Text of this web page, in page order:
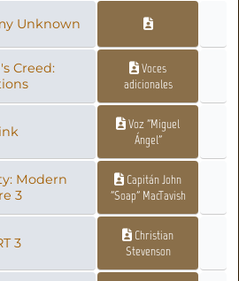
Unknown
Creed:
Voces
adicionales
Voz "Miguel
Ángel"
Modern
3
Capitán John
"Soap" MacTavish
3
Christian
Stevenson